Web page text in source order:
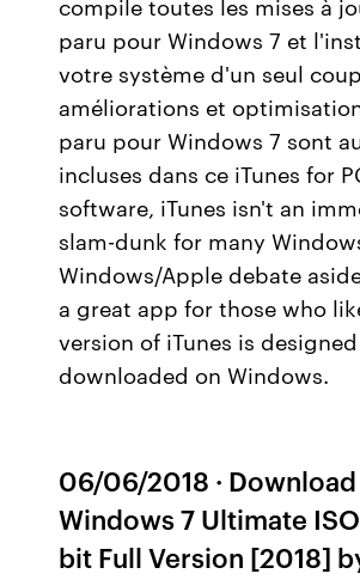
paru pour Windows 7 et
votre système d'un seul
améliorations et
paru pour Windows 7 sont
incluses dans ce iTunes for
software, iTunes isn't an
slam-dunk for many
Windows/Apple debate
a great app for those who
version of iTunes is
downloaded on Windows.
06/06/2018 · Download
Windows 7 Ultimate
bit Full Version [2018]